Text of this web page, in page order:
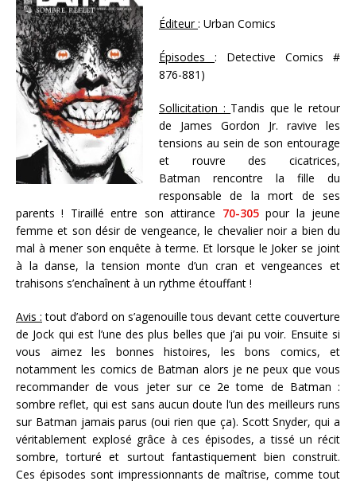
Éditeur: Urban Comics
Épisodes : Detective Comics #
876-881)
Sollicitation : Tandis que le retour
de James Gordon Jr. ravive les
tensions au sein de son entourage
et rouvre des cicatrices,
Batman rencontre la fille du
responsable de la mort de ses
parents ! Tiraillé entre son attirance 70-305pour la jeune
femme et son désir de vengeance, le chevalier noir a bien du
mal à mener son enquête à terme. Et lorsque le Joker se joint
à la danse, la tension monte d’un cran et vengeances et
trahisons s’enchaînent à un rythme étouffant !
Avis : tout d’abord on s’agenouille tous devant cette couverture
de Jock qui est l’une des plus belles que j’ai pu voir. Ensuite si
vous aimez les bonnes histoires, les bons comics, et
notamment les comics de Batman alors je ne peux que vous
recommander de vous jeter sur ce 2e tome de Batman :
sombre reflet, qui est sans aucun doute l’un des meilleurs runs
sur Batman jamais parus (oui rien que ça). Scott Snyder, qui a
véritablement explosé grâce à ces épisodes, a tissé un récit
sombre, torturé et surtout fantastiquement bien construit.
Ces épisodes sont impressionnants de maîtrise, comme tout